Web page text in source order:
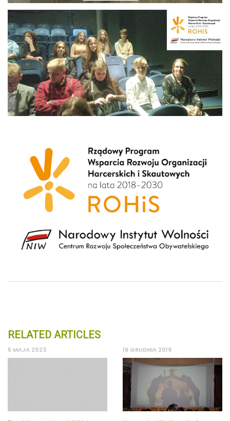
RELATED ARTICLES
5 MAJA 2023 16 GRUDNIA 2019